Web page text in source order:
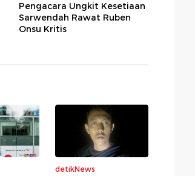
Pengacara Ungkit Kesetiaan
Sarwendah Rawat Ruben
Onsu Kritis
detikNews